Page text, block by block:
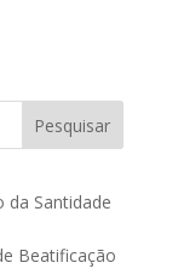
Pesquisar
da Santidade
Beatificação